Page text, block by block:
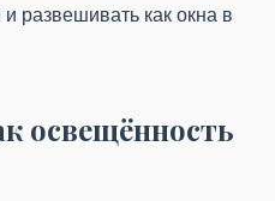
развешивать как окна в
освещённость